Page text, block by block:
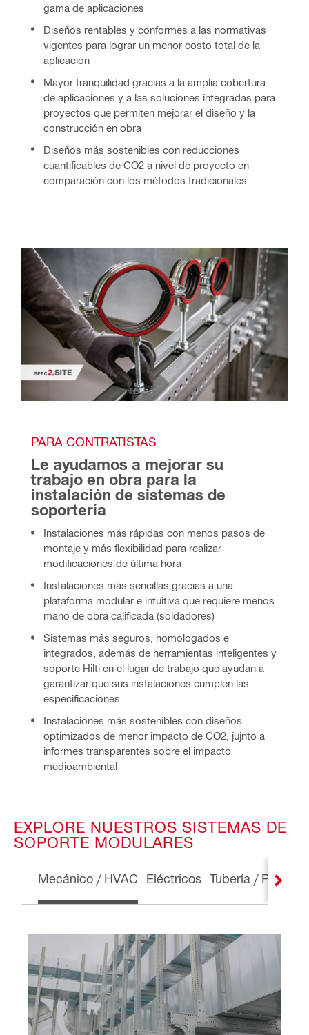
gama de aplicaciones
Diseños rentables y conformes a las normativas
vigentes para lograr un menor costo total de la
aplicación
Mayor tranquilidad gracias a la amplia cobertura
de aplicaciones y a las soluciones integradas para
proyectos que permiten mejorar el diseño y la
construcción en obra
Diseños más sostenibles con reducciones
cuantificables de CO2 a nivel de proyecto en
comparación con los métodos tradicionales
PARA CONTRATISTAS
Le ayudamos a mejorar su
trabajo en obra para la
instalación de sistemas de
soportería
Instalaciones más rápidas con menos pasos de
montaje y más flexibilidad para realizar
modificaciones de última hora
Instalaciones más sencillas gracias a una
plataforma modular e intuitiva que requiere menos
mano de obra calificada (soldadores)
Sistemas más seguros, homologados e
integrados, además de herramientas inteligentes y
soporte Hilti en el lugar de trabajo que ayudan a
garantizar que sus instalaciones cumplen las
especificaciones
Instalaciones más sostenibles con diseños
optimizados de menor impacto de CO2, jujnto a
informes transparentes sobre el impacto
medioambiental
EXPLORE NUESTROS SISTEMAS DE
SOPORTE MODULARES
Mecánico / HVAC Eléctricos Tubería / Piping